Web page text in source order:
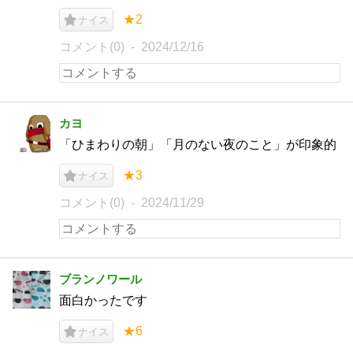
ナイス ★2
コメント(0) 2024/12/16
カヨ
「ひまわりの朝」「月のない夜のこと」が印象的
ナイス ★3
コメント(0) 2024/11/29
ブランノワール
面白かったです
ナイス ★6